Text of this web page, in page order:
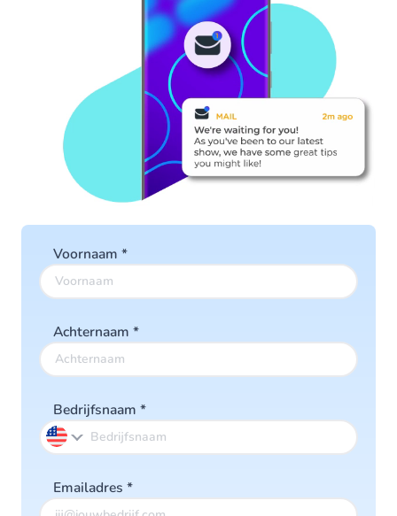
Voornaam *
Achternaam *
Bedrijfsnaam *
Emailadres *